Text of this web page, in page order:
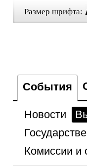
Размер шрифта:
События
Новости
Комиссии и